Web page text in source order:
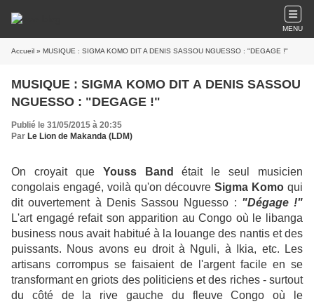
MENU
Accueil » MUSIQUE : SIGMA KOMO DIT A DENIS SASSOU NGUESSO : "DEGAGE !"
MUSIQUE : SIGMA KOMO DIT A DENIS SASSOU
NGUESSO : "DEGAGE !"
Publié le 31/05/2015 à 20:35
Par Le Lion de Makanda (LDM)
On croyait que Youss Band
était le seul musicien
congolais engagé, voilà qu'on découvreSigma Komo qui
dit ouvertement à Denis Sassou Nguesso : "Dégage !"
L'art engagé refait son apparition au Congo où le libanga
business nous avait habitué à la louange des nantis et des
puissants. Nous avons eu droit à Nguli, à Ikia, etc. Les
artisans corrompus se faisaient de l'argent facile en se
transformant en griots des politiciens et des riches - surtout
du côté de la rive gauche du fleuve Congo où le